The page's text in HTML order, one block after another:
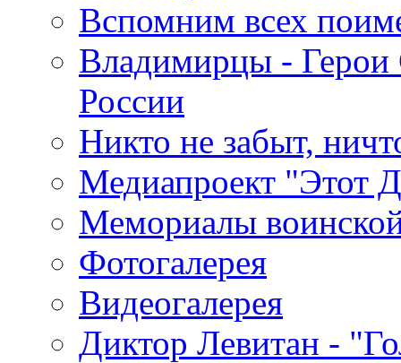
Вспомним всех
Владимирцы - Герои
России
Никто не забыт,
Медиапроект "Этот
Мемориалы
Фотогалерея
Видеогалерея
Диктор Левитан -